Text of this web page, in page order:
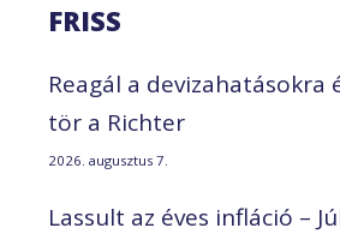
FRISS
Reagál a devizahatásokra
tör a Richter
2026. augusztus 7.
Lassult az éves infláció –